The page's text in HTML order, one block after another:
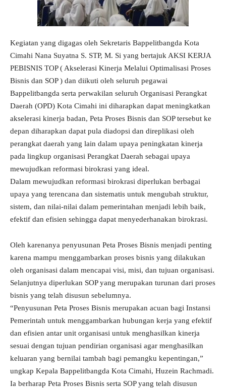
Kegiatan yang digagas oleh Sekretaris Bappelitbangda Kota
Cimahi Nana Suyatna S. STP, M. Si yang bertajuk AKSI KERJA
PEBISNIS TOP ( Akselerasi Kinerja Melalui Optimalisasi Proses
Bisnis dan SOP ) dan diikuti oleh seluruh pegawai
Bappelitbangda serta perwakilan seluruh Organisasi Perangkat
Daerah (OPD) Kota Cimahi ini diharapkan dapat meningkatkan
akselerasi kinerja badan, Peta Proses Bisnis dan SOP tersebut ke
depan diharapkan dapat pula diadopsi dan direplikasi oleh
perangkat daerah yang lain dalam upaya peningkatan kinerja
pada lingkup organisasi Perangkat Daerah sebagai upaya
mewujudkan reformasi birokrasi yang ideal.
Dalam mewujudkan reformasi birokrasi diperlukan berbagai
upaya yang terencana dan sistematis untuk mengubah struktur,
sistem, dan nilai-nilai dalam pemerintahan menjadi lebih baik,
efektif dan efisien sehingga dapat menyederhanakan birokrasi.
Oleh karenanya penyusunan Peta Proses Bisnis menjadi penting
karena mampu menggambarkan proses bisnis yang dilakukan
oleh organisasi dalam mencapai visi, misi, dan tujuan organisasi.
Selanjutnya diperlukan SOP yang merupakan turunan dari proses
bisnis yang telah disusun sebelumnya.
“Penyusunan Peta Proses Bisnis merupakan acuan bagi Instansi
Pemerintah untuk menggambarkan hubungan kerja yang efektif
dan efisien antar unit organisasi untuk menghasilkan kinerja
sesuai dengan tujuan pendirian organisasi agar menghasilkan
keluaran yang bernilai tambah bagi pemangku kepentingan,”
ungkap Kepala Bappelitbangda Kota Cimahi, Huzein Rachmadi.
Ia berharap Peta Proses Bisnis serta SOP yang telah disusun